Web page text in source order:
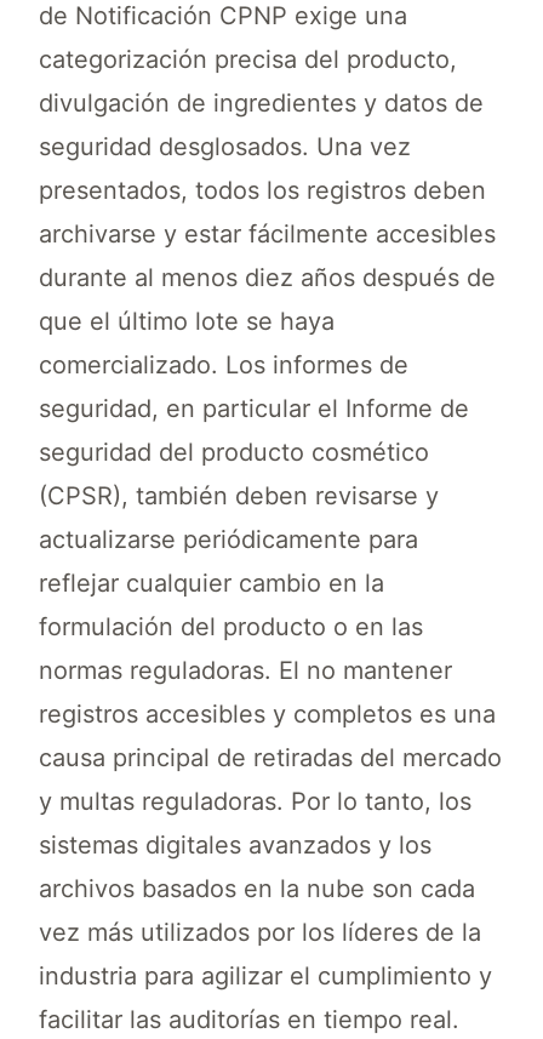
de Notificación CPNP exige una
categorización precisa del producto,
divulgación de ingredientes y datos de
seguridad desglosados. Una vez
presentados, todos los registros deben
archivarse y estar fácilmente accesibles
durante al menos diez años después de
que el último lote se haya
comercializado. Los informes de
seguridad, en particular el Informe de
seguridad del producto cosmético
(CPSR), también deben revisarse y
actualizarse periódicamente para
reflejar cualquier cambio en la
formulación del producto o en las
normas reguladoras. El no mantener
registros accesibles y completos es una
causa principal de retiradas del mercado
y multas reguladoras. Por lo tanto, los
sistemas digitales avanzados y los
archivos basados en la nube son cada
vez más utilizados por los líderes de la
industria para agilizar el cumplimiento y
facilitar las auditorías en tiempo real.